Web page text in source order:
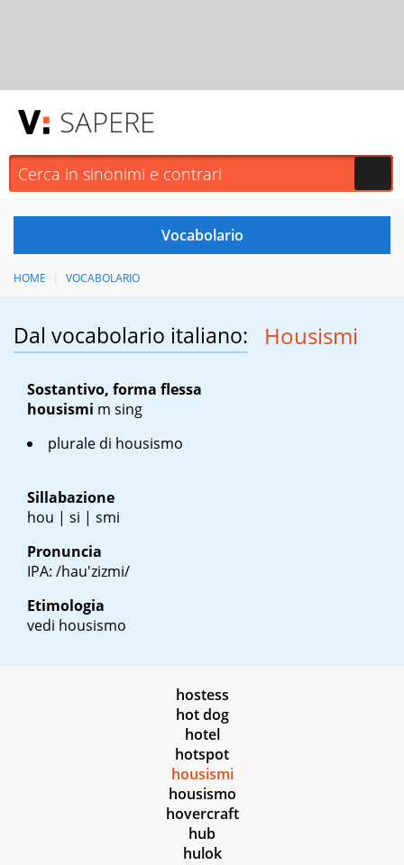
SAPERE
HOME VOCABOLARIO
Dal vocabolario italiano: Housismi
Sostantivo, forma flessa
housismi m sing
plurale di housismo
Sillabazione
hou | si | smi
Pronuncia
IPA: /hau'zizmi/
Etimologia
vedi housismo
hostess
hot dog
hotel
hotspot
housismi
housismo
hovercraft
hub
hulok